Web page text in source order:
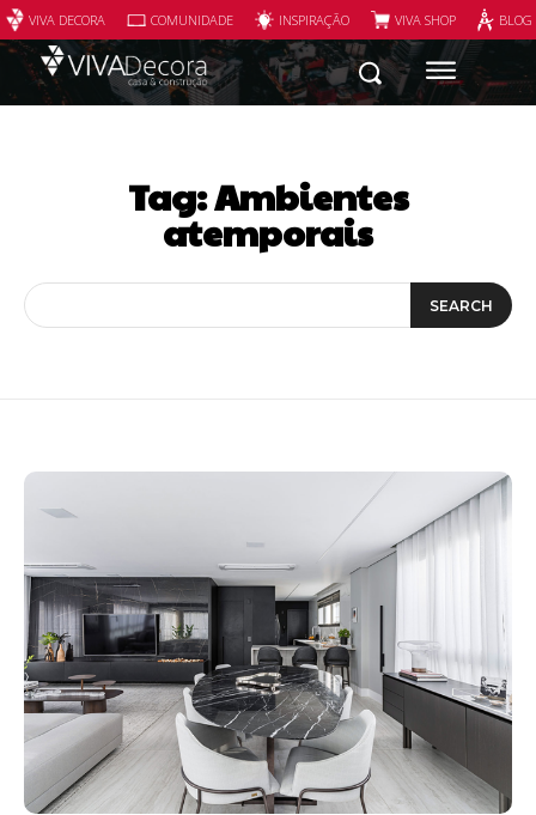
VIVA DECORA COMUNIDADE INSPIRAÇÃO VIVA SHOP
Tag:Ambientes
atemporais
SEARCH